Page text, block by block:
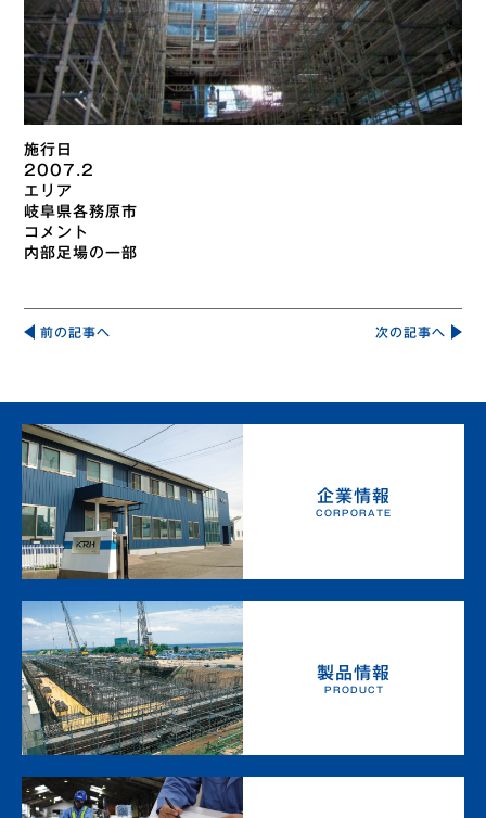
施行日
2007.2
エリア
岐阜県各務原市
コメント
内部足場の一部
稿
ン
前の記事へ 次の記事へ
企業情報
CORPORATE
製品情報
PRODUCT